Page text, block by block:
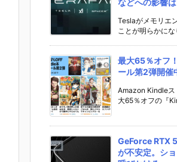
などへの影響は
Teslaがメモリエ
ことが明らかに
最大65％オフ
ール第2弾開催
Amazon Kindle
大65％オフの『
GeForce RTX
が不安定。シ